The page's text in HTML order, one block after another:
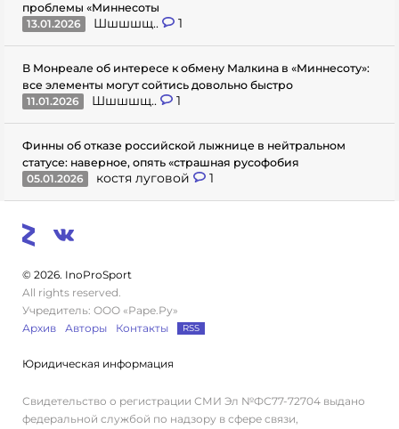
проблемы «Миннесоты
13.01.2026
Шшшшщ.. 1
В Монреале об интересе к обмену Малкина в «Миннесоту»:
все элементы могут сойтись довольно быстро
11.01.2026
Шшшшщ.. 1
Финны об отказе российской лыжнице в нейтральном
статусе: наверное, опять «страшная русофобия
05.01.2026
костя луговой 1
© 2026. InoProSport
All rights reserved.
Учредитель: ООО «Раре.Ру»
Архив
Авторы Контакты RSS
Юридическая информация
Свидетельство о регистрации СМИ Эл №ФС77-72704 выдано
федеральной службой по надзору в сфере связи,